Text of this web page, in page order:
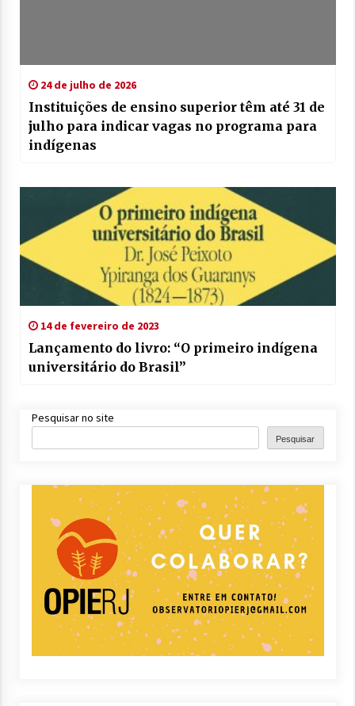
24 de julho de 2026
Instituições de ensino superior têm até 31 de
julho para indicar vagas no programa para
indígenas
14 de fevereiro de 2023
Lançamento do livro: “O primeiro indígena
universitário do Brasil”
Pesquisar no site
Pesquisar